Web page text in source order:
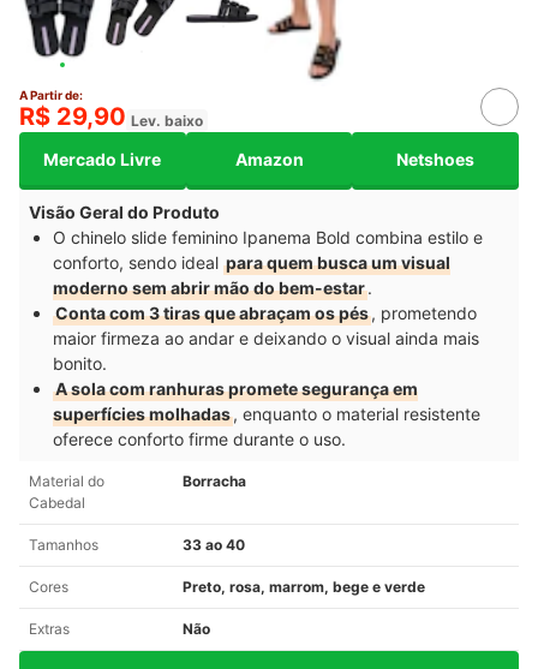
A Partir de:
R$ 29,90 Lev. baixo
Mercado Livre Amazon Netshoes
Visão Geral do Produto
O chinelo slide feminino Ipanema Bold combina estilo e
conforto, sendo ideal para quem busca um visual
moderno sem abrir mão do bem-estar.
Conta com 3 tiras que abraçam os pés, prometendo
maior firmeza ao andar e deixando o visual ainda mais
bonito.
A sola com ranhuras promete segurança em
superfícies molhadas, enquanto o material resistente
oferece conforto firme durante o uso.
Material do
Cabedal
Borracha
Tamanhos 33 ao 40
Cores Preto, rosa, marrom, bege e verde
Extras Não